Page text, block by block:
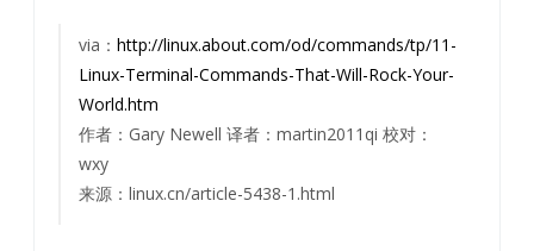
via： http://linux.about.com/od/commands/tp/11-
Linux-Terminal-Commands-That-Will-Rock-Your-
World.htm
作者：Gary Newell 译者：martin2011qi 校对：
wxy
来源：linux.cn/article-5438-1.html